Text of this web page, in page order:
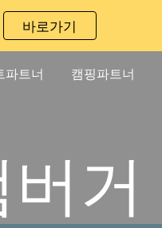
Skip to navigation
바로가기
파트너 캠핑파트너
거